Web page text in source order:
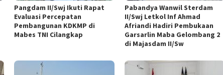
Pangdam II/Swj Ikuti Rapat
Evaluasi Percepatan
Pembangunan KDKMP di
Mabes TNI Cilangkap
Pabandya Wanwil Sterdam
II/Swj Letkol Inf Ahmad
Afriandi Hadiri Pembukaan
Garsarlin Maba Gelombang 2
di Majasdam II/Sw